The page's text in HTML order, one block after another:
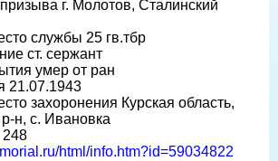
г. Молотов, Сталинский
службы 25 гв.тбр
ст. сержант
умер от ран
21.07.1943
захоронения Курская область,
н, с. Ивановка
248
html/info.htm?id=59034822